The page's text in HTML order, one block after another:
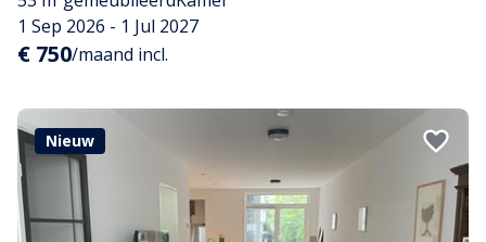
1 Sep 2026 - 1 Jul 2027
€ 750/maand incl.
Nieuw